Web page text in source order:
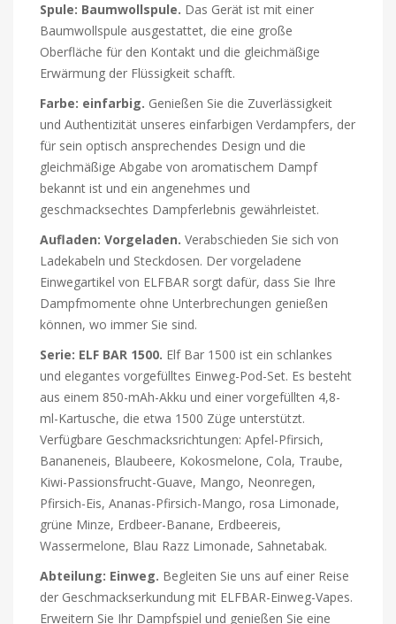
Spule: Baumwollspule. Das Gerät ist mit einer
Baumwollspule ausgestattet, die eine große
Oberfläche für den Kontakt und die gleichmäßige
Erwärmung der Flüssigkeit schafft.
Farbe: einfarbig. Genießen Sie die Zuverlässigkeit
und Authentizität unseres einfarbigen Verdampfers, der
für sein optisch ansprechendes Design und die
gleichmäßige Abgabe von aromatischem Dampf
bekannt ist und ein angenehmes und
geschmacksechtes Dampferlebnis gewährleistet.
Aufladen: Vorgeladen. Verabschieden Sie sich von
Ladekabeln und Steckdosen. Der vorgeladene
Einwegartikel von ELFBAR sorgt dafür, dass Sie Ihre
Dampfmomente ohne Unterbrechungen genießen
können, wo immer Sie sind.
Serie: ELF BAR 1500. Elf Bar 1500 ist ein schlankes
und elegantes vorgefülltes Einweg-Pod-Set. Es besteht
aus einem 850-mAh-Akku und einer vorgefüllten 4,8-
ml-Kartusche, die etwa 1500 Züge unterstützt.
Verfügbare Geschmacksrichtungen: Apfel-Pfirsich,
Bananeneis, Blaubeere, Kokosmelone, Cola, Traube,
Kiwi-Passionsfrucht-Guave, Mango, Neonregen,
Pfirsich-Eis, Ananas-Pfirsich-Mango, rosa Limonade,
grüne Minze, Erdbeer-Banane, Erdbeereis,
Wassermelone, Blau Razz Limonade, Sahnetabak.
Abteilung: Einweg. Begleiten Sie uns auf einer Reise
der Geschmackserkundung mit ELFBAR-Einweg-Vapes.
Erweitern Sie Ihr Dampfspiel und genießen Sie eine